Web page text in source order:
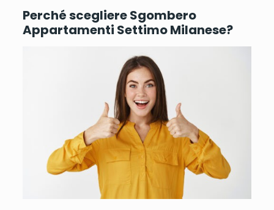
Perché scegliere Sgombero
Appartamenti Settimo Milanese?